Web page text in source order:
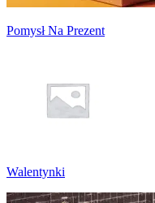
Pomysł Na Prezent
Walentynki